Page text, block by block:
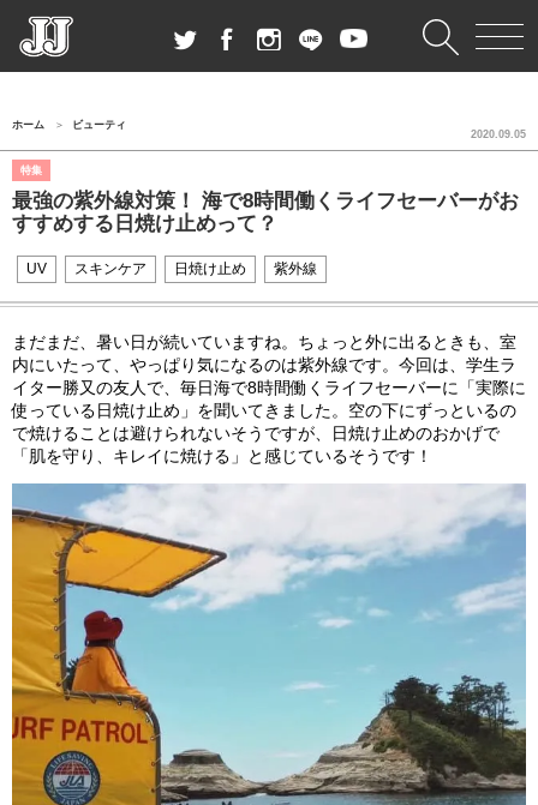
ホーム ビューティ
特集
最強の紫外線対策！ 海で8時間働くライフセーバーがお
すすめする日焼け止めって？
2020.09.05
UV スキンケア 日焼け止め 紫外線
まだまだ、暑い日が続いていますね。ちょっと外に出るときも、室
内にいたって、やっぱり気になるのは紫外線です。今回は、学生ラ
イター勝又の友人で、毎日海で8時間働くライフセーバーに「実際に
使っている日焼け止め」を聞いてきました。空の下にずっといるの
で焼けることは避けられないそうですが、日焼け止めのおかげで
「肌を守り、キレイに焼ける」と感じているそうです！